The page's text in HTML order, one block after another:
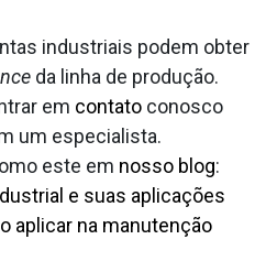
industriais podem obter
da linha de produção.
em contato conosco
um especialista.
este em nosso blog:
e suas aplicações
aplicar na manutenção